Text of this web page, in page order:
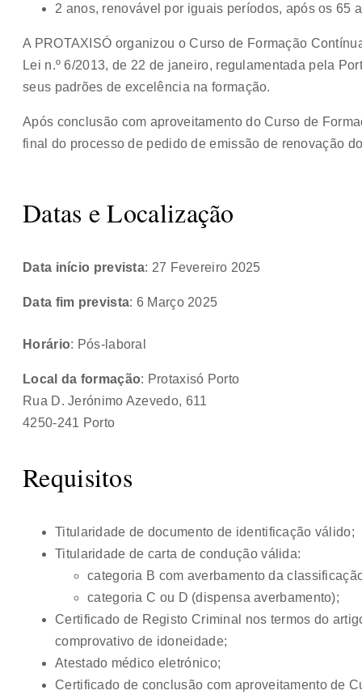
2 anos, renovável por iguais períodos, após os 65
A PROTAXISÓ organizou o Curso de Formação
Lei n.º 6/2013, de 22 de janeiro, regulamentada pela
seus padrões de excelência na formação.
Após conclusão com aproveitamento do Curso de
final do processo de pedido de emissão de renovação
Datas e Localização
Data início prevista: 27 Fevereiro 2025
Data fim prevista: 6 Março 2025
Horário: Pós-laboral
Local da formação: Protaxisó Porto
Rua D. Jerónimo Azevedo, 611
4250-241 Porto
Requisitos
Titularidade de documento de identificação válido;
Titularidade de carta de condução válida:
categoria B com averbamento da
categoria C ou D (dispensa averbamento);
Certificado de Registo Criminal nos termos do
comprovativo de idoneidade;
Atestado médico eletrónico;
Certificado de conclusão com aproveitamento de